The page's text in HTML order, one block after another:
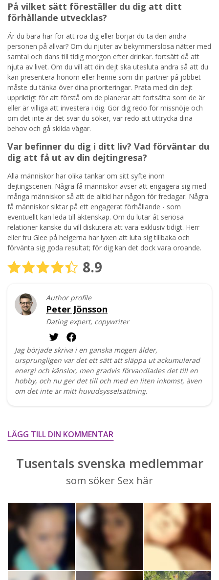
På vilket sätt föreställer du dig att ditt
förhållande utvecklas?
Är du bara här för att roa dig eller börjar du ta den andra
personen på allvar? Om du njuter av bekymmerslösa nätter med
samtal och dans till tidig morgon efter drinkar. fortsätt då att
njuta av livet. Om du vill att din dejt ska utesluta andra så att du
kan presentera honom eller henne som din partner på jobbet
måste du tänka över dina prioriteringar. Prata med din dejt
uppriktigt för att förstå om de planerar att fortsätta som de är
eller är villiga att investera i dig. Gör dig redo för missnöje och
om det inte är det svar du söker, var redo att uttrycka dina
behov och gå skilda vägar.
Var befinner du dig i ditt liv? Vad förväntar du
dig att få ut av din dejtingresa?
Alla människor har olika tankar om sitt syfte inom
dejtingscenen. Några få människor avser att engagera sig med
många människor så att de alltid har någon för fredagar. Några
få människor siktar på ett engagerat förhållande - som
eventuellt kan leda till äktenskap. Om du lutar åt seriösa
relationer kanske du vill diskutera att vara exklusiv tidigt. Herr
eller fru Glee på helgerna har lyxen att luta sig tillbaka och
förvänta sig goda resultat; för dig kan det dock vara oroande.
8.9
Author profile
Peter Jönsson
Dating expert, copywriter
Jag började skriva i en ganska mogen ålder,
ursprungligen var det ett sätt att släppa ut ackumulerad
energi och känslor, men gradvis förvandlades det till en
hobby, och nu ger det till och med en liten inkomst, även
om det inte är mitt huvudsysselsättning.
LÄGG TILL DIN KOMMENTAR
Tusentals svenska medlemmar
som söker Sex här